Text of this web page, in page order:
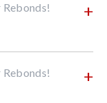
Rebonds! +
Rebonds! +